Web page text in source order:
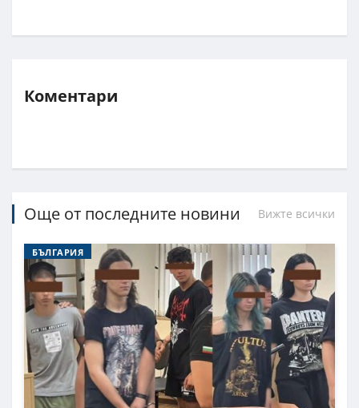
Коментари
Още от последните новини Вижте всички
БЪЛГАРИЯ